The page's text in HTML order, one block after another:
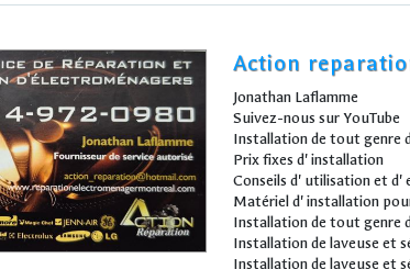
Action
Jonathan Laflamme
Suivez-nous sur YouTube
Installation de tout genre
Prix fixes d' installation
Conseils d' utilisation et d'
Matériel d' installation
Installation de tout genre
Installation de laveuse et
Installation de laveuse et